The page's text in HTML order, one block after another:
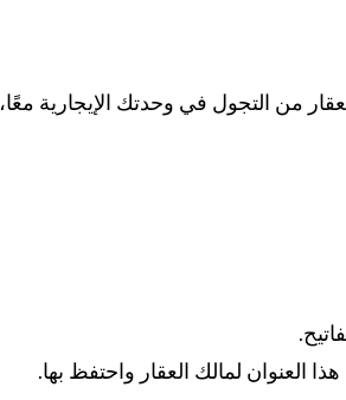
من التجول في وحدتك الإيجارية معًا،
العنوان لمالك العقار واحتفظ بها.